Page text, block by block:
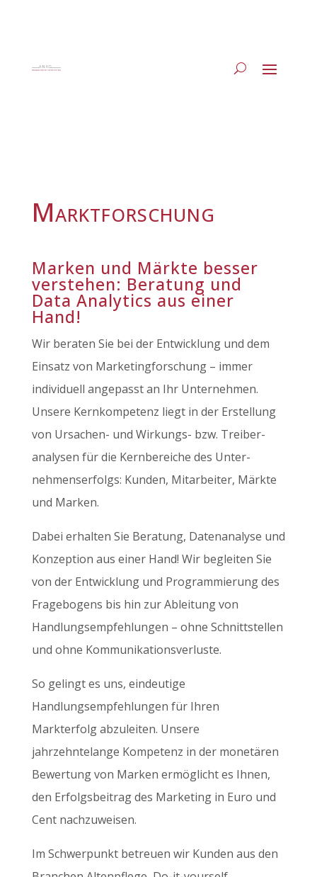
Marktforschung
Marken und Märkte besser
verstehen: Beratung und
Data Analytics aus einer
Hand!
Wir beraten Sie bei der Entwicklung und dem
Einsatz von Marketing­forschung – immer
individuell angepasst an Ihr Unternehmen.
Unsere Kern­kompetenz liegt in der Erstellung
von Ursachen- und Wirkungs- bzw. Treiber­
analysen für die Kern­bereiche des Unter­
nehmens­erfolgs: Kunden, Mitarbeiter, Märkte
und Marken.
Dabei erhalten Sie Beratung, Datenanalyse und
Konzeption aus einer Hand! Wir begleiten Sie
von der Entwicklung und Programmierung des
Fragebogens bis hin zur Ableitung von
Handlungsempfehlungen – ohne Schnittstellen
und ohne Kommunikationsverluste.
So gelingt es uns, eindeutige
Handlungsempfehlungen für Ihren
Markterfolg abzuleiten. Unsere
jahrzehntelange Kompetenz in der monetären
Bewertung von Marken ermöglicht es Ihnen,
den Erfolgsbeitrag des Marketing in Euro und
Cent nachzuweisen.
Im Schwerpunkt betreuen wir Kunden aus den